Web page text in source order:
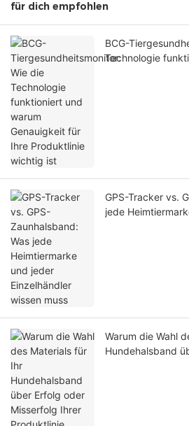
für dich empfohlen
BCG-
Technologie
GPS-Tracker vs.
jede
Warum die Wahl
Hundehalsband